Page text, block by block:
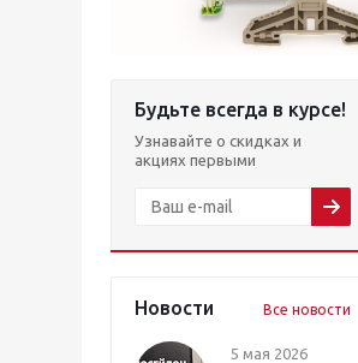
Будьте всегда в курсе!
Узнавайте о скидках и
акциях первыми
Новости Все новости
5 мая 2026